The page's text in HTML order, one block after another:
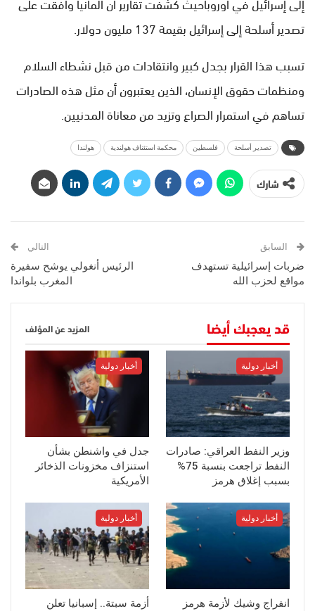
تصدير أسلحة إلى إسرائيل بقيمة 137 مليون دولار.
تسبب هذا القرار بجدل كبير وانتقادات من قبل نشطاء السلام
ومنظمات حقوق الإنسان، الذين يعتبرون أن مثل هذه الصادرات
تساهم في استمرار الصراع وتزيد من معاناة المدنيين.
تصدير أسلحة فلسطين محكمة استئناف هولندية هولندا
شارك
السابق
ضربات إسرائيلية تستهدف
مواقع لحزب الله
التالي
الرئيس أنغولي يوشح سفيرة
المغرب بلواندا
قد يعجبك أيضا المزيد عن المؤلف
أخبار دولية
وزير النفط العراقي: صادرات
النفط تراجعت بنسبة 75%
بسبب إغلاق هرمز
أخبار دولية
جدل في واشنطن بشأن
استنزاف مخزونات الذخائر
الأمريكية
أخبار دولية
انفراج وشيك لأزمة هرمز
أخبار دولية
أزمة سبتة.. إسبانيا تعلن